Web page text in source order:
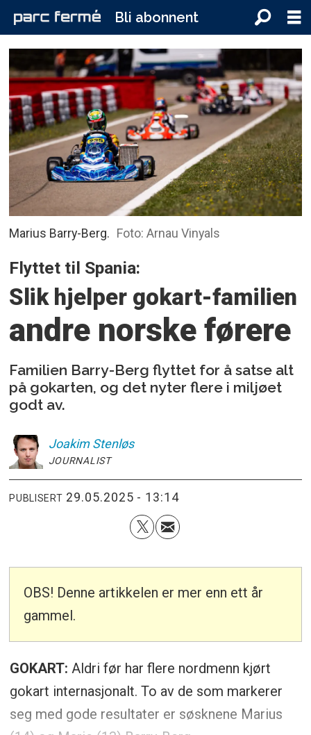
Bli abonnent
Marius Barry-Berg. Foto: Arnau Vinyals
Flyttet til Spania:
Slik hjelper gokart-familien
andre norske førere
Familien Barry-Berg flyttet for å satse alt
på gokarten, og det nyter flere i miljøet
godt av.
Joakim Stenløs
JOURNALIST
PUBLISERT 29.05.2025 - 13:14
OBS! Denne artikkelen er mer enn ett år
gammel.
GOKART: Aldri før har flere nordmenn kjørt
gokart internasjonalt. To av de som markerer
seg med gode resultater er søsknene Marius